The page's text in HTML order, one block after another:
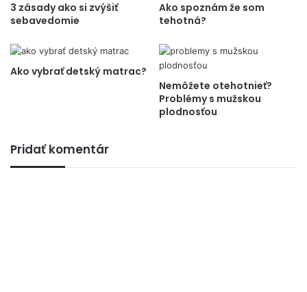
3 zásady ako si zvýšiť
sebavedomie
Ako spoznám že som
tehotná?
Ako vybrať detský matrac?
Nemôžete otehotnieť?
Problémy s mužskou
plodnosťou
Pridať komentár